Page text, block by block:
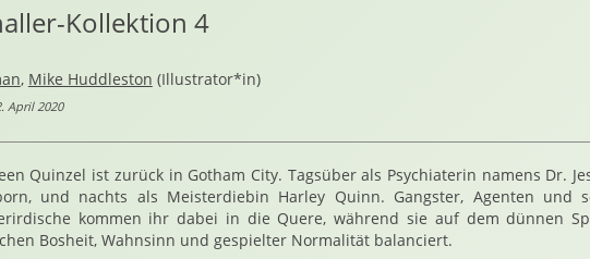
Kollektion 4
, Mike Huddleston (Illustrator*in)
April 2020
Quinzel ist zurück in Gotham City. Tagsüber als Psychiaterin namens Dr.
und nachts als Meisterdiebin Harley Quinn. Gangster, Agenten und
kommen ihr dabei in die Quere, während sie auf dem dünnen
Bosheit, Wahnsinn und gespielter Normalität balanciert.